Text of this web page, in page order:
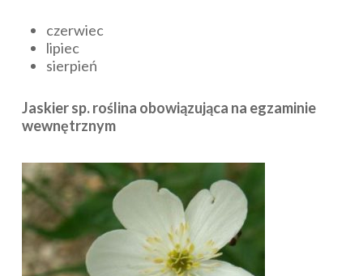
czerwiec
lipiec
sierpień
Jaskier sp. roślina obowiązująca na egzaminie
wewnętrznym